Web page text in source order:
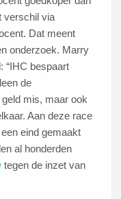
verschil via
Dat meent
onderzoek. Marry
“IHC bespaart
de
mis, maar ook
Aan deze race
eind gemaakt
al honderden
tegen de inzet van